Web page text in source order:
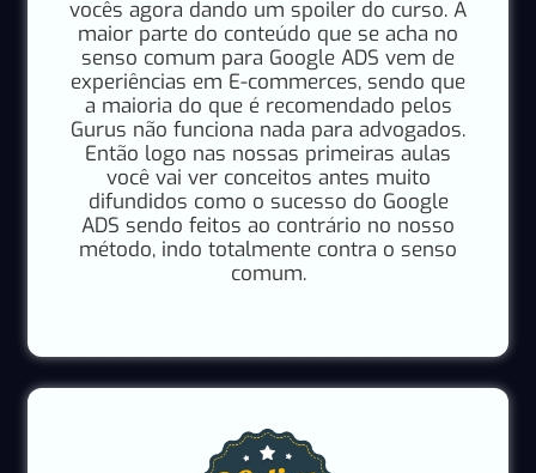
vocês agora dando um spoiler do curso. A
maior parte do conteúdo que se acha no
senso comum para Google ADS vem de
experiências em E-commerces, sendo que
a maioria do que é recomendado pelos
Gurus não funciona nada para advogados.
Então logo nas nossas primeiras aulas
você vai ver conceitos antes muito
difundidos como o sucesso do Google
ADS sendo feitos ao contrário no nosso
método, indo totalmente contra o senso
comum.